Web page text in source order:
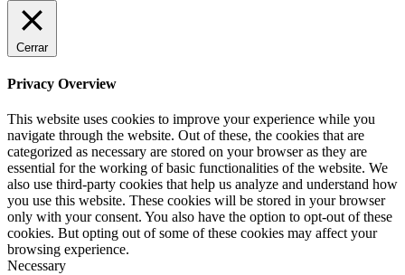
Cerrar
Privacy Overview
This website uses cookies to improve your experience while you
navigate through the website. Out of these, the cookies that are
categorized as necessary are stored on your browser as they are
essential for the working of basic functionalities of the website. We
also use third-party cookies that help us analyze and understand how
you use this website. These cookies will be stored in your browser
only with your consent. You also have the option to opt-out of these
cookies. But opting out of some of these cookies may affect your
browsing experience.
Necessary